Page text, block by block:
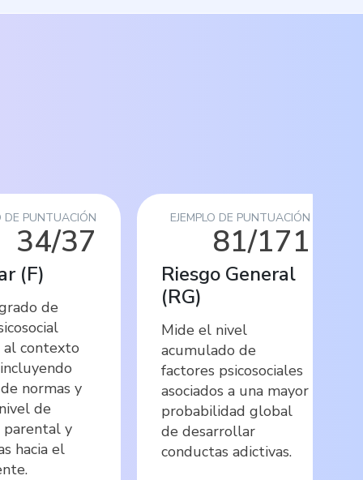
DE PUNTUACIÓN
34/37
(F)
de
al contexto
normas y
de
y
hacia el
EJEMPLO DE PUNTUACIÓN
81/171
Riesgo General
(RG)
Mide el nivel
acumulado de
factores psicosociales
asociados a una mayor
probabilidad global
de desarrollar
conductas adictivas.